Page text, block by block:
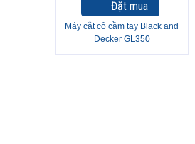
Đặt mua
Máy cắt cỏ cầm tay Black and
Decker GL350